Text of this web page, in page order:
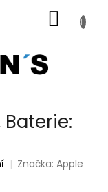
KOŠÍK
Baterie:
Značka:Apple